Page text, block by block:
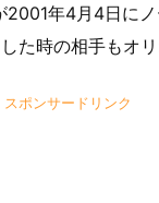
2001年4月4日に
た時の相手もオリ
スポンサードリンク